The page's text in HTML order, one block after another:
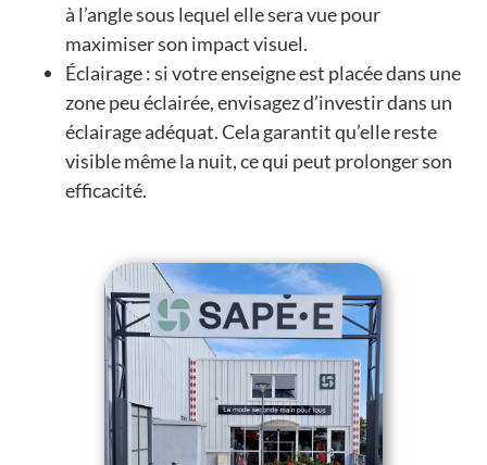
à l’angle sous lequel elle sera vue pour
maximiser son impact visuel.
Éclairage : si votre enseigne est placée dans une
zone peu éclairée, envisagez d’investir dans un
éclairage adéquat. Cela garantit qu’elle reste
visible même la nuit, ce qui peut prolonger son
efficacité.